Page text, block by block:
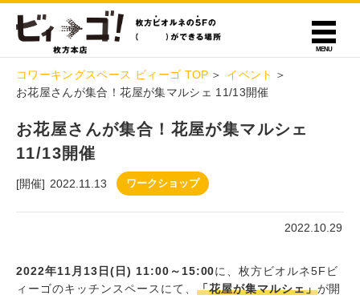
コワーキングスペース ビィーゴ TOP
イベント
お花屋さんが集合！花屋が集マルシェ 11/13開催
お花屋さんが集合！花屋が集マルシェ
11/13開催
[開催] 2022.11.13 ワークショップ
2022.10.29
2022年11月13日(日) 11:00～15:00に、枚方ビオルネ5Fビ
ィーゴのキッチンスペースにて、 「花屋が集マルシェ」が開